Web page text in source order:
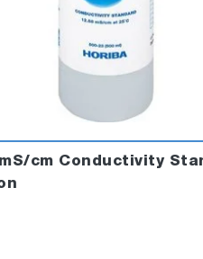
cm Conductivity